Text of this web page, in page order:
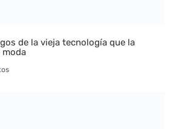
de la vieja tecnología que la
moda